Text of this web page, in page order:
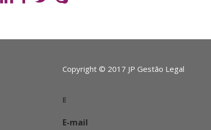
Copyright © 2017 JP Gestão Legal
E
E-mail